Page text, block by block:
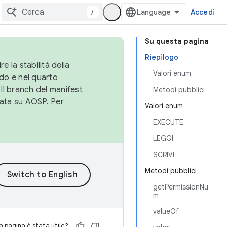
/ Accedi
Su questa pagina
Riepilogo
Valori enum
Metodi pubblici
Valori enum
EXECUTE
LEGGI
SCRIVI
Metodi pubblici
getPermissionNu
m
valueOf
la stabilità della
e nel quarto
Il branch del manifest
su AOSP. Per